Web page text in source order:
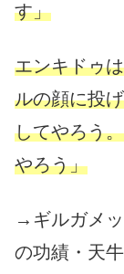
す」
エンキドゥ
ルの顔に投
してやろう
やろう」
→ギルガメ
の功績・天牛